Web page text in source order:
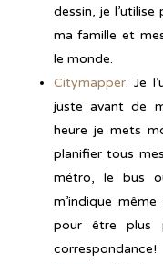
dessin, je
ma famille et
le monde.
Citymapper. Je
juste avant de
heure je mets
planifier tous
métro, le bus
m’indique
pour être plus
correspondance!